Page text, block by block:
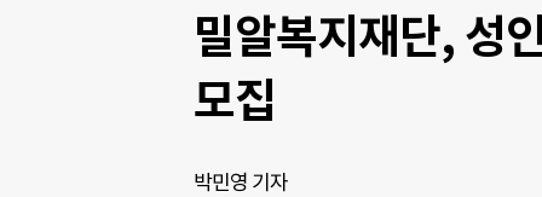
밀알복지재단, 성
모집
박민영 기자